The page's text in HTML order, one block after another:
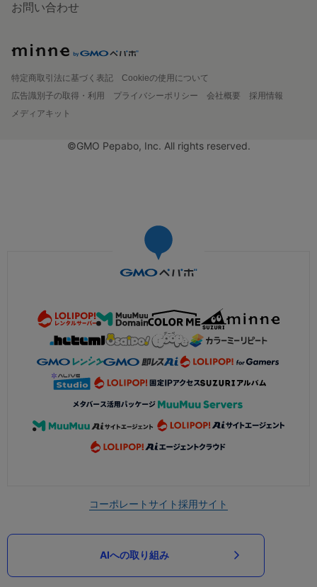
お問い合わせ
特定商取引法に基づく表記
Cookieの使用について
広告識別子の取得・利用
プライバシーポリシー 会社概要
採用情報
メディアキット
©GMO Pepabo, Inc. All rights reserved.
コーポレートサイト採用サイト
AIへの取り組み